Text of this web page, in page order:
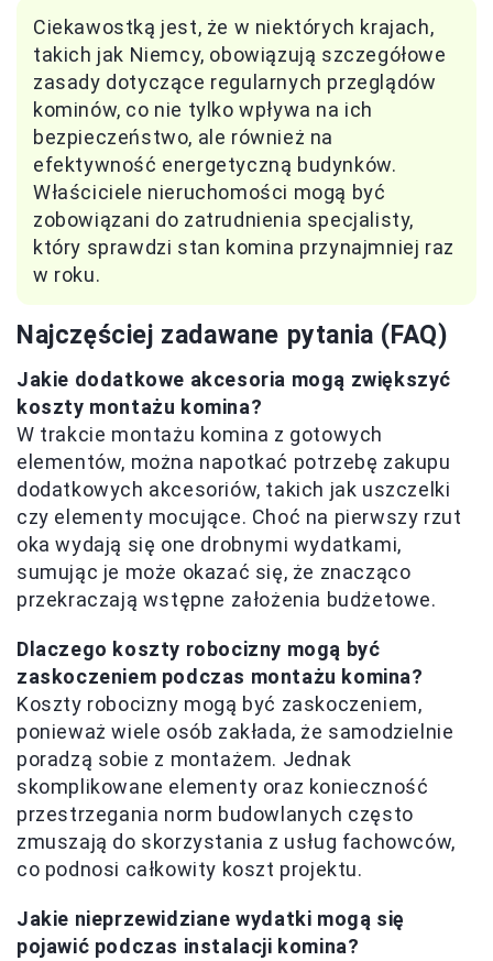
Ciekawostką jest, że w niektórych krajach,
takich jak Niemcy, obowiązują szczegółowe
zasady dotyczące regularnych przeglądów
kominów, co nie tylko wpływa na ich
bezpieczeństwo, ale również na
efektywność energetyczną budynków.
Właściciele nieruchomości mogą być
zobowiązani do zatrudnienia specjalisty,
który sprawdzi stan komina przynajmniej raz
w roku.
Najczęściej zadawane pytania (FAQ)
Jakie dodatkowe akcesoria mogą zwiększyć
koszty montażu komina?
W trakcie montażu komina z gotowych
elementów, można napotkać potrzebę zakupu
dodatkowych akcesoriów, takich jak uszczelki
czy elementy mocujące. Choć na pierwszy rzut
oka wydają się one drobnymi wydatkami,
sumując je może okazać się, że znacząco
przekraczają wstępne założenia budżetowe.
Dlaczego koszty robocizny mogą być
zaskoczeniem podczas montażu komina?
Koszty robocizny mogą być zaskoczeniem,
ponieważ wiele osób zakłada, że samodzielnie
poradzą sobie z montażem. Jednak
skomplikowane elementy oraz konieczność
przestrzegania norm budowlanych często
zmuszają do skorzystania z usług fachowców,
co podnosi całkowity koszt projektu.
Jakie nieprzewidziane wydatki mogą się
pojawić podczas instalacji komina?